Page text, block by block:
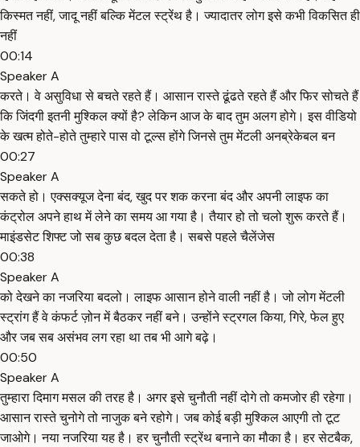
किस्मत नहीं, जादू नहीं बल्कि मेंटल स्ट्रेंथ है। ज्यादातर लोग इसे कभी विकसित ही
नहीं
00:14
Speaker A
करते। वे असुविधा से बचते रहते हैं। आसान रास्ते ढूंढते रहते हैं और फिर सोचते हैं
कि जिंदगी इतनी मुश्किल क्यों है? लेकिन आज के बाद तुम अलग होगे। इस वीडियो
के खत्म होते-होते तुम्हारे पास वो टूल्स होंगे जिनसे तुम मेंटली अनब्रेकेबल बन
00:27
Speaker A
सकते हो। एक्सक्यूज देना बंद, खुद पर शक करना बंद और अपनी लाइफ का
कंट्रोल अपने हाथ में लेने का समय आ गया है। तैयार हो तो चलो शुरू करते हैं।
माइंडसेट शिफ्ट जो सब कुछ बदल देता है। सबसे पहले चैलेंजेस
00:38
Speaker A
को देखने का नजरिया बदलो। लाइफ आसान होने वाली नहीं है। जो लोग मेंटली
स्ट्रांग हैं वे कंफर्ट ज़ोन में बैठकर नहीं बने। उन्होंने स्ट्रगल किया, गिरे, फेल हुए
और जब सब असंभव लग रहा था तब भी आगे बढ़े।
00:50
Speaker A
तुम्हारा दिमाग मसल की तरह है। अगर इसे चुनौती नहीं दोगे तो कमजोर ही रहेगा।
आसान रास्ते चुनोगे तो नाजुक बने रहोगे। जब कोई बड़ी मुश्किल आएगी तो टूट
जाओगे। नया नजरिया यह है। हर चुनौती स्ट्रेंथ बनाने का मौका है। हर सेटबैक,